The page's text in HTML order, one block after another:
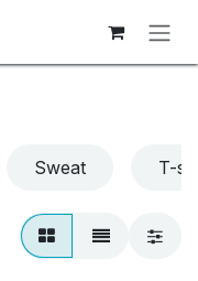
Sweat T-